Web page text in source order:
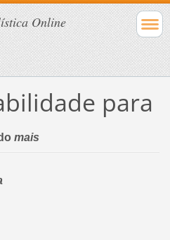
Online
para
mais